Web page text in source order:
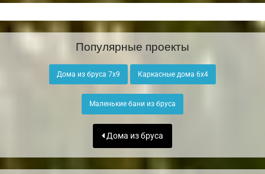
Популярные проекты
Дома из бруса 7х9 Каркасные дома 6х4
Маленькие бани из бруса
Дома из бруса